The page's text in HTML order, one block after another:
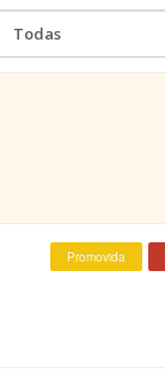
Promovida